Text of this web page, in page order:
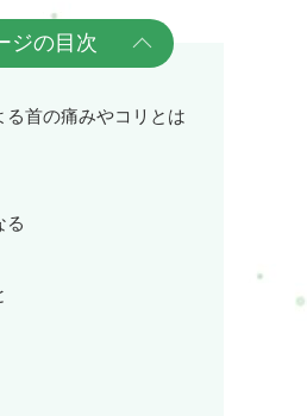
ジの目次
る首の痛みやコリとは
る